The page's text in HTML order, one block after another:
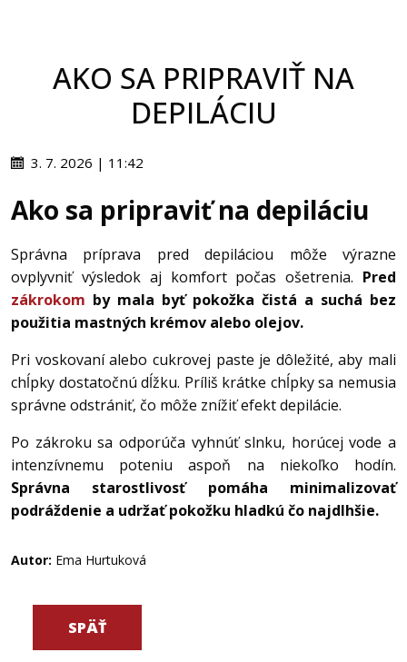
AKO SA PRIPRAVIŤ NA
DEPILÁCIU
3. 7. 2026 | 11:42
Ako sa pripraviť na depiláciu
Správna príprava pred depiláciou môže výrazne
ovplyvniť výsledok aj komfort počas ošetrenia. Pred
zákrokom by mala byť pokožka čistá a suchá bez
použitia mastných krémov alebo olejov.
Pri voskovaní alebo cukrovej paste je dôležité, aby mali
chĺpky dostatočnú dĺžku. Príliš krátke chĺpky sa nemusia
správne odstrániť, čo môže znížiť efekt depilácie.
Po zákroku sa odporúča vyhnúť slnku, horúcej vode a
intenzívnemu poteniu aspoň na niekoľko hodín.
Správna starostlivosť pomáha minimalizovať
podráždenie a udržať pokožku hladkú čo najdlhšie.
Autor: Ema Hurtuková
SPÄŤ